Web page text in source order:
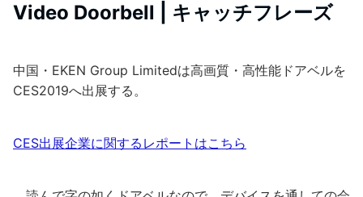
Video Doorbell | キャッチフレーズ
中国・EKEN Group Limitedは高画質・高性能ドアベルを
CES2019へ出展する。
CES出展企業に関するレポートはこちら